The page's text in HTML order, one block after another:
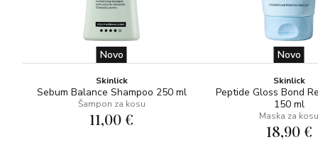
Novo
Skinlick
Sebum Balance Shampoo 250 ml
Šampon za kosu
11,00 €
Novo
Skinlick
Peptide Gloss Bond
150 ml
Maska za kosu
18,90 €